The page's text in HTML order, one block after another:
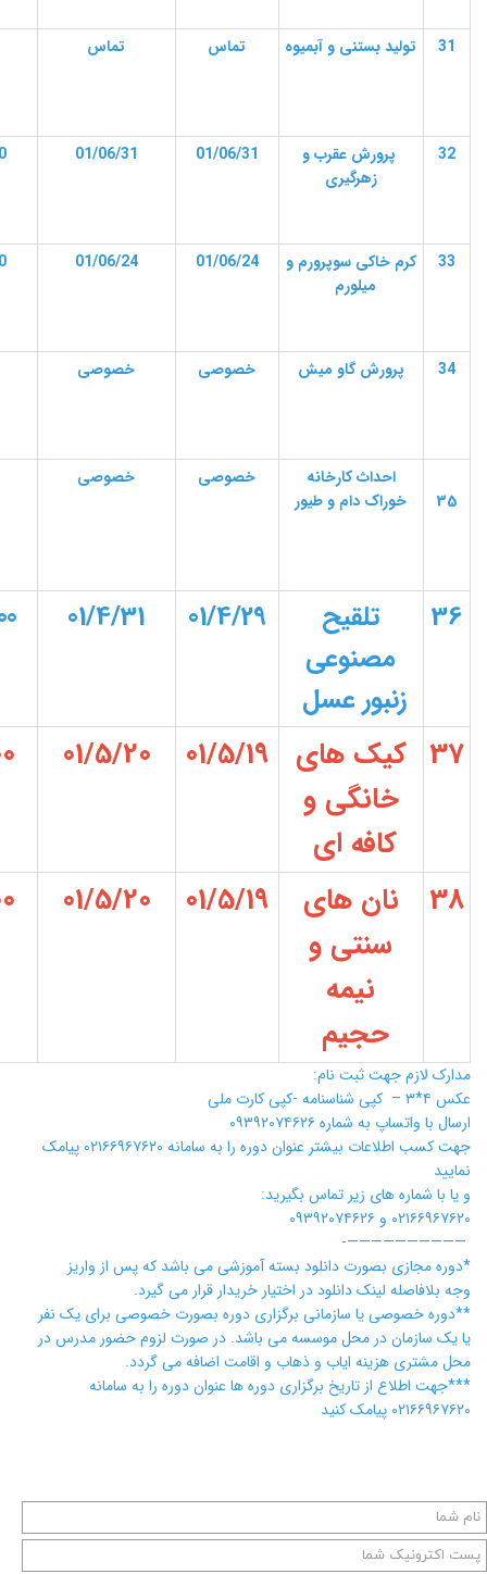
31 تولید بستنی و آبمیوه تماس تماس
32
پرورش عقرب و
زهرگیری
01/06/31
01/06/31
33
کرم خاکی سوپرورم و
میلورم
01/06/24
01/06/24
34 پرورش گاو میش خصوصی خصوصی
35
احداث کارخانه
خوراک دام و طیور
خصوصی خصوصی
36
تلقیح
مصنوعی
زنبور عسل
01/4/29
01/4/31
37 کیک های
خانگی و
کافه ای
01/5/19
01/5/20
38
نان های
سنتی و
نیمه
حجیم
01/5/19
01/5/20
مدارک لازم جهت ثبت نام:
عکس ۴*۳ – کپی شناسنامه -کپی کارت ملی
ارسال با واتساپ به شماره ۰۹۳۹۲۰۷۴۶۲۶
جهت کسب اطلاعات بیشتر عنوان دوره را به سامانه ۰۲۱۶۶۹۶۷۶۲۰ پیامک
نمایید
و یا با شماره های زیر تماس بگیرید:
۰۲۱۶۶۹۶۷۶۲۰ و ۰۹۳۹۲۰۷۴۶۲۶
——————————-
*دوره مجازی بصورت دانلود بسته آموزشی می باشد که پس از واریز
وجه بلافاصله لینک دانلود در اختیار خریدار قرار می گیرد.
**دوره خصوصی یا سازمانی برگزاری دوره بصورت خصوصی برای یک نفر
یا یک سازمان در محل موسسه می باشد. در صورت لزوم حضور مدرس در
محل مشتری هزینه ایاب و ذهاب و اقامت اضافه می گردد.
***جهت اطلاع از تاریخ برگزاری دوره ها عنوان دوره را به سامانه
۰۲۱۶۶۹۶۷۶۲۰ پیامک کنید